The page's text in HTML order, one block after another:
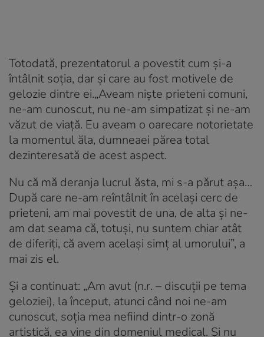
Totodată, prezentatorul a povestit cum și-a
întâlnit soția, dar și care au fost motivele de
gelozie dintre ei.„Aveam niște prieteni comuni,
ne-am cunoscut, nu ne-am simpatizat și ne-am
văzut de viață. Eu aveam o oarecare notorietate
la momentul ăla, dumneaei părea total
dezinteresată de acest aspect.
Nu că mă deranja lucrul ăsta, mi s-a părut așa…
După care ne-am reîntâlnit în același cerc de
prieteni, am mai povestit de una, de alta și ne-
am dat seama că, totuși, nu suntem chiar atât
de diferiți, că avem același simț al umorului”, a
mai zis el.
Și a continuat: „Am avut (n.r. – discuții pe tema
geloziei), la început, atunci când noi ne-am
cunoscut, soția mea nefiind dintr-o zonă
artistică, ea vine din domeniul medical. Și nu